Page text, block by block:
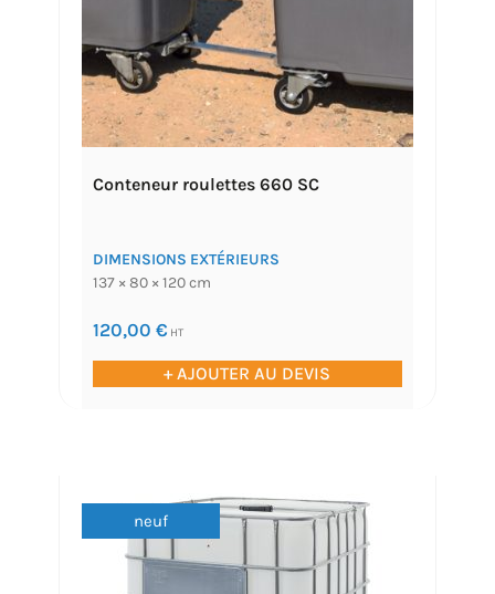
Conteneur roulettes 660 SC
DIMENSIONS EXTÉRIEURS
137 × 80 × 120 cm
120,00 € HT
+ AJOUTER AU DEVIS
neuf